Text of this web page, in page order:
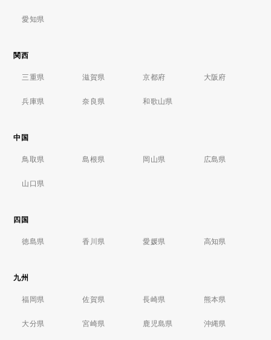
愛知県
関西
三重県 滋賀県 京都府 大阪府
兵庫県 奈良県 和歌山県
中国
鳥取県 島根県 岡山県 広島県
山口県
四国
徳島県 香川県 愛媛県 高知県
九州
福岡県 佐賀県 長崎県 熊本県
大分県 宮崎県 鹿児島県 沖縄県